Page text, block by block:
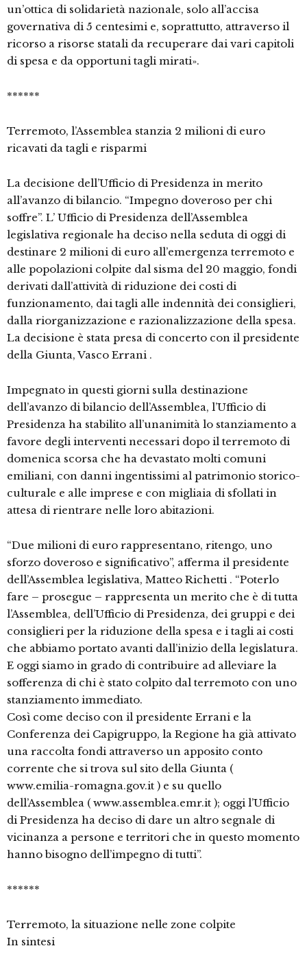
un’ottica di solidarietà nazionale, solo all’accisa
governativa di 5 centesimi e, soprattutto, attraverso il
ricorso a risorse statali da recuperare dai vari capitoli
di spesa e da opportuni tagli mirati».
******
Terremoto, l’Assemblea stanzia 2 milioni di euro
ricavati da tagli e risparmi
La decisione dell’Ufficio di Presidenza in merito
all’avanzo di bilancio. “Impegno doveroso per chi
soffre”. L’ Ufficio di Presidenza dell’Assemblea
legislativa regionale ha deciso nella seduta di oggi di
destinare 2 milioni di euro all’emergenza terremoto e
alle popolazioni colpite dal sisma del 20 maggio, fondi
derivati dall’attività di riduzione dei costi di
funzionamento, dai tagli alle indennità dei consiglieri,
dalla riorganizzazione e razionalizzazione della spesa.
La decisione è stata presa di concerto con il presidente
della Giunta, Vasco Errani .
Impegnato in questi giorni sulla destinazione
dell’avanzo di bilancio dell’Assemblea, l’Ufficio di
Presidenza ha stabilito all’unanimità lo stanziamento a
favore degli interventi necessari dopo il terremoto di
domenica scorsa che ha devastato molti comuni
emiliani, con danni ingentissimi al patrimonio storico-
culturale e alle imprese e con migliaia di sfollati in
attesa di rientrare nelle loro abitazioni.
“Due milioni di euro rappresentano, ritengo, uno
sforzo doveroso e significativo”, afferma il presidente
dell’Assemblea legislativa, Matteo Richetti . “Poterlo
fare – prosegue – rappresenta un merito che è di tutta
l’Assemblea, dell’Ufficio di Presidenza, dei gruppi e dei
consiglieri per la riduzione della spesa e i tagli ai costi
che abbiamo portato avanti dall’inizio della legislatura.
E oggi siamo in grado di contribuire ad alleviare la
sofferenza di chi è stato colpito dal terremoto con uno
stanziamento immediato.
Così come deciso con il presidente Errani e la
Conferenza dei Capigruppo, la Regione ha già attivato
una raccolta fondi attraverso un apposito conto
corrente che si trova sul sito della Giunta (
www.emilia-romagna.gov.it ) e su quello
dell’Assemblea ( www.assemblea.emr.it ); oggi l’Ufficio
di Presidenza ha deciso di dare un altro segnale di
vicinanza a persone e territori che in questo momento
hanno bisogno dell’impegno di tutti”.
******
Terremoto, la situazione nelle zone colpite
In sintesi